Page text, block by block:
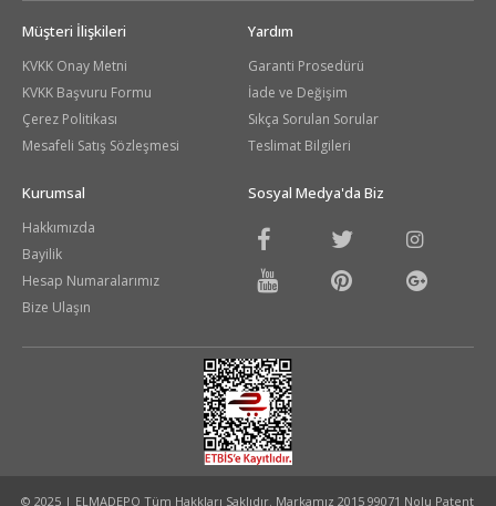
Müşteri İlişkileri
KVKK Onay Metni
KVKK Başvuru Formu
Çerez Politikası
Mesafeli Satış Sözleşmesi
Yardım
Garanti Prosedürü
İade ve Değişim
Sıkça Sorulan Sorular
Teslimat Bilgileri
Kurumsal
Hakkımızda
Bayilik
Hesap Numaralarımız
Bize Ulaşın
Sosyal Medya'da Biz
© 2025 | ELMADEPO Tüm Hakkları Saklıdır. Markamız 2015 99071 Nolu Patent